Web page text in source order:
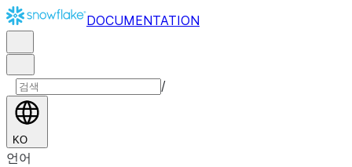
DOCUMENTATION
/
KO
언어